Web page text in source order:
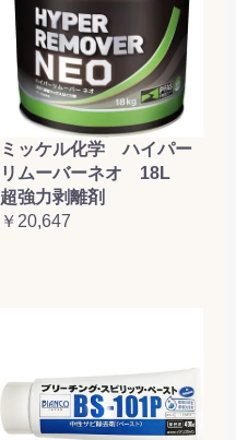
ミッケル化学 ハイパー
リムーバーネオ 18L
超強力剥離剤
￥20,647